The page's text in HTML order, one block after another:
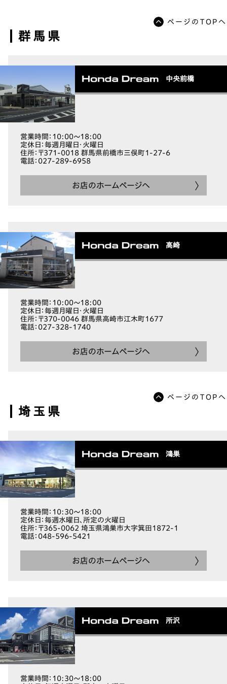
ページのTOPへ
群馬県
中央前橋
営業時間 ：10:00～18:00
定休日 ：毎週月曜日・火曜日
住所：〒371-0018 群馬県前橋市三俣町1-27-6
電話：027-289-6958
お店のホームページへ
高崎
営業時間 ：10:00～18:00
定休日 ：毎週月曜日・火曜日
住所：〒370-0046 群馬県高崎市江木町1677
電話：027-328-1740
お店のホームページへ
ページのTOPへ
埼玉県
鴻巣
営業時間 ：10:30～18:00
定休日 ：毎週水曜日、所定の火曜日
住所：〒365-0062 埼玉県鴻巣市大字箕田1872-1
電話：048-596-5421
お店のホームページへ
所沢
営業時間 ：10:30～18:00